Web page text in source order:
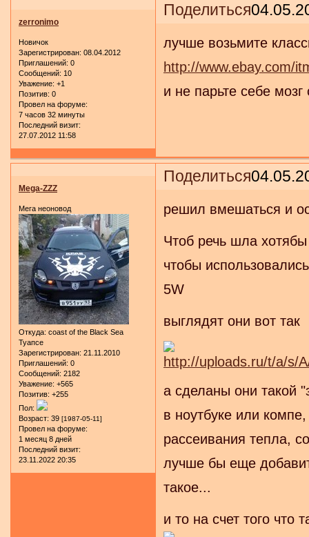
Поделиться
zerronimo
Новичок
Зарегистрирован: 08.04.2012
Приглашений: 0
Сообщений: 10
Уважение: +1
Позитив: 0
Провел на форуме:
7 часов 32 минуты
Последний визит:
27.07.2012 11:58
лучше возьмите
http://www.ebay.com/
и не парьте себе
Поделиться
Mega-ZZZ
Мега неоновод
Откуда: coast of the Black Sea
Туапсе
Зарегистрирован: 21.11.2010
Приглашений: 0
Сообщений: 2182
Уважение: +565
Позитив: +255
Пол:
Возраст: 39 [1987-05-11]
Провел на форуме:
1 месяц 8 дней
Последний визит:
23.11.2022 20:35
решил вмешаться и
Чтоб речь шла
чтобы
5W
выглядят они вот так
а сделаны они такой
в ноутбуке или
рассеивания тепла,
лучше бы еще
такое...
и то на счет того